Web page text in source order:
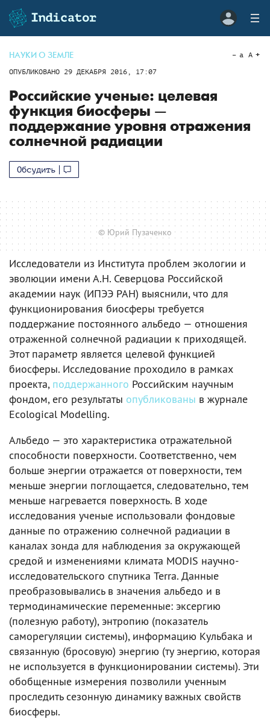
НАУКИ О ЗЕМЛЕ
ОПУБЛИКОВАНО 29 ДЕКАБРЯ 2016, 17:07
a A
Российские ученые: целевая
функция биосферы —
поддержание уровня отражения
солнечной радиации
Обсудить
© Юрий Пузаченко
Исследователи из Института проблем экологии и
эволюции имени А.Н. Северцова Российской
академии наук (ИПЭЭ РАН) выяснили, что для
функционирования биосферы требуется
поддержание постоянного альбедо — отношения
отраженной солнечной радиации к приходящей.
Этот параметр является целевой функцией
биосферы. Исследование проходило в рамках
проекта, поддержанного Российским научным
фондом, его результаты опубликованы в журнале
Ecological Modelling.
Альбедо — это характеристика отражательной
способности поверхности. Соответственно, чем
больше энергии отражается от поверхности, тем
меньше энергии поглощается, следовательно, тем
меньше нагревается поверхность. В ходе
исследования ученые использовали фондовые
данные по отражению солнечной радиации в
каналах зонда для наблюдения за окружающей
средой и изменениями климата MODIS научно-
исследовательского спутника Terra. Данные
преобразовывались в значения альбедо и в
термодинамические переменные: эксергию
(полезную работу), энтропию (показатель
саморегуляции системы), информацию Кульбака и
связанную (бросовую) энергию (ту энергию, которая
не используется в функционировании системы). Эти
обобщенные измерения позволили ученным
проследить сезонную динамику важных свойств
биосферы.